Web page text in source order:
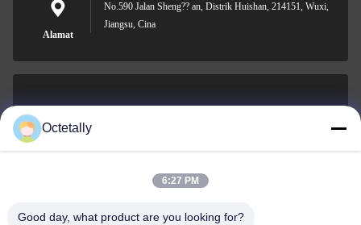
Alamat
No.590 Jalan Sheng?? an, Distrik Huishan, 214151, Wuxi,
Jiangsu, Cina
Octetally
6:27 PM
Good day, what product are you looking for?